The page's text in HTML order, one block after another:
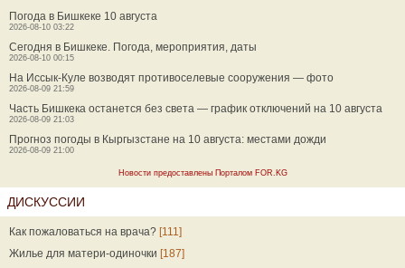
Погода в Бишкеке 10 августа
2026-08-10 03:22
Сегодня в Бишкеке. Погода, мероприятия, даты
2026-08-10 00:15
На Иссык-Куле возводят противоселевые сооружения — фото
2026-08-09 21:59
Часть Бишкека останется без света — график отключений на 10 августа
2026-08-09 21:03
Прогноз погоды в Кыргызстане на 10 августа: местами дожди
2026-08-09 21:00
Новости предоставлены Порталом FOR.KG
ДИСКУССИИ
Как пожаловаться на врача? [111]
Жилье для матери-одиночки [187]